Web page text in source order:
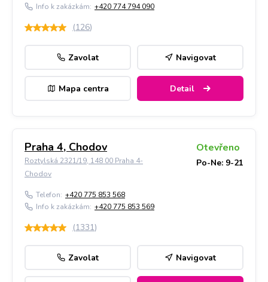
Info k zakázkám: +420 774 794 090
(126)
Zavolat Navigovat
Mapa centra Detail
Praha 4, Chodov
Roztylská 2321/19, 148 00 Praha 4-
Chodov
Otevřeno
Po-Ne: 9-21
Telefon: +420 775 853 568
Info k zakázkám: +420 775 853 569
(1331)
Zavolat Navigovat